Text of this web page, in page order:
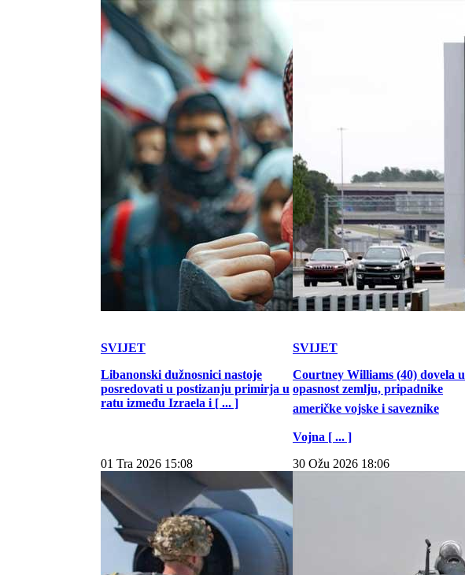
SVIJET
Libanonski dužnosnici nastoje
posredovati u postizanju primirja u
ratu između Izraela i [ ... ]
SVIJET
Courtney Williams (40) dovela u
opasnost zemlju, pripadnike
američke vojske i saveznike
Vojna [ ... ]
01 Tra 2026 15:08 30 Ožu 2026 18:06